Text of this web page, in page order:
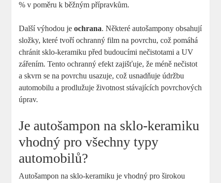
% v poměru k běžným přípravkům.
Další výhodou jeochrana. Některé autošampony obsahují
složky, které tvoří ochranný film na povrchu, což pomáhá
chránit sklo-keramiku před budoucími nečistotami a UV
zářením. Tento ochranný efekt zajišťuje, že méně nečistot
a skvrn se na povrchu usazuje, což usnadňuje údržbu
automobilu a prodlužuje životnost stávajících povrchových
úprav.
Je autošampon na sklo-keramiku
vhodný pro všechny typy
automobilů?
Autošampon na sklo-keramiku je vhodný pro širokou